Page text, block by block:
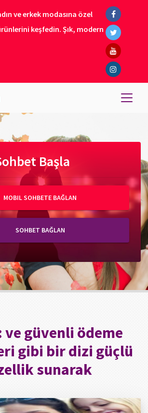
ve erkek modasına özel
keşfedin. Şık, modern
Başla
MOBIL SOHBETE BAĞLAN
SOHBET BAĞLAN
ve güvenli ödeme
gibi bir dizi güçlü
sunarak